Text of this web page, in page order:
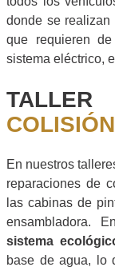
donde se realizan
que requieren
sistema eléctrico,
TALLER
COLISIÓN
En nuestros
reparaciones de
las cabinas de
ensambladora.
sistema
base de agua, lo